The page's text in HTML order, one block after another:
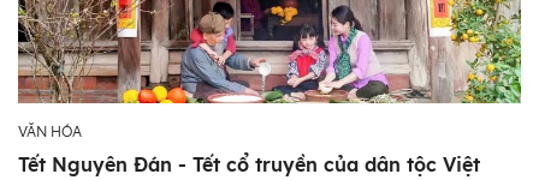
VĂN HÓA
Tết Nguyên Đán - Tết cổ truyền của dân tộc Việt